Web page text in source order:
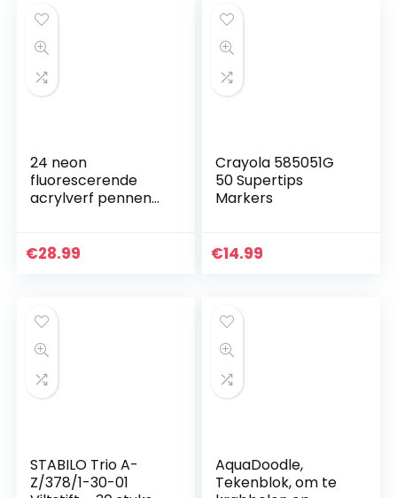
24 neon
fluorescerende
acrylverf pennen
mm middelgrote
€28.99
Crayola 585051G
50 Supertips
Markers
€14.99
STABILO Trio A-
Z/378/1-30-01
AquaDoodle,
Tekenblok, om te